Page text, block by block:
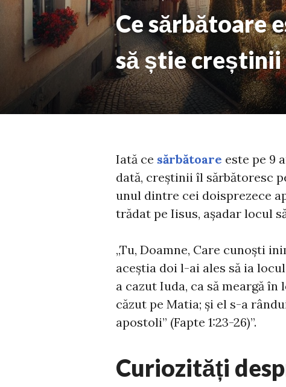
Ce sărbătoare
să știe creștinii
Iată ce sărbătoare este pe 9
dată, creștinii îl sărbătoresc
unul dintre cei doisprezece
trădat pe Iisus, așadar locul
„Tu, Doamne, Care cunoști
aceștia doi l-ai ales să ia
a cazut Iuda, ca să meargă
căzut pe Matia; și el s-a
apostoli” (Fapte 1:23-26)”.
Curiozități